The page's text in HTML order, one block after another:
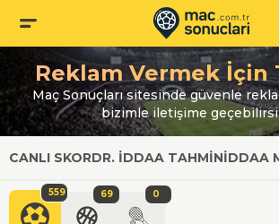
Reklam Vermek İçin
Maç Sonuçları sitesinde güvenle
bizimle iletişime
CANLI SKORDR. İDDAA TAHMINİDDAA
559 69 0